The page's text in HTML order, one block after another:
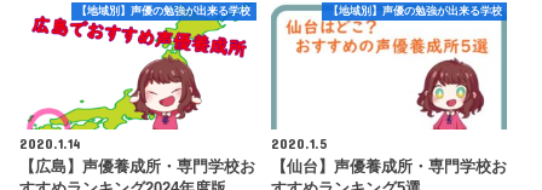
【地域別】声優の勉強が出来る学校
2020.1.14
【広島】声優養成所・専門学校お
【地域別】声優の勉強が出来る学校
2020.1.5
【仙台】声優養成所・専門学校お